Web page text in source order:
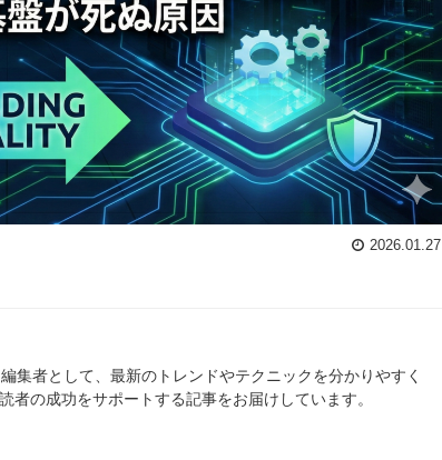
2026.01.27
集者として、最新のトレンドやテクニックを分かりやすく
者の成功をサポートする記事をお届けしています。